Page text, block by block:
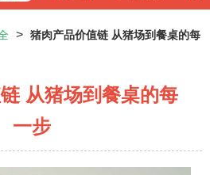
> 猪肉产品价值链 从猪场到餐桌的每
从猪场到餐桌的每
一步